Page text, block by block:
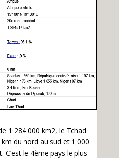
1 284 000 km2, le Tchad
km du nord au sud et 1 000
C’est le 4ème pays le plus